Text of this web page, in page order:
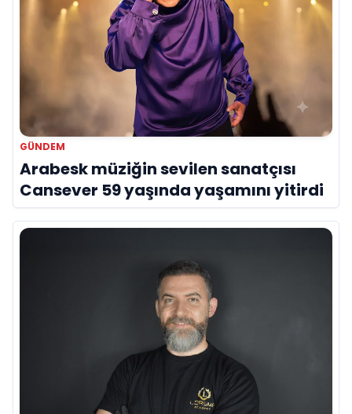
GÜNDEM
Arabesk müziğin sevilen sanatçısı
Cansever 59 yaşında yaşamını yitirdi